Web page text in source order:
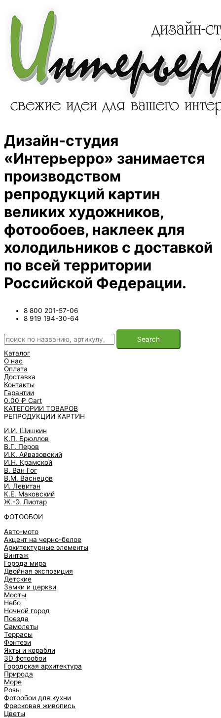
Дизайн-студия
«Интерьерро» занимается
производством
репродукций картин
великих художников,
фотообоев, наклеек для
холодильников с доставкой
по всей территории
Российской Федерации.
8 800 201-57-06
8 919 194-30-64
Search
Каталог
О нас
Оплата
Доставка
Контакты
Гарантии
0.00 ₽ Cart
КАТЕГОРИИ ТОВАРОВ
РЕПРОДУКЦИИ КАРТИН
И.И. Шишкин
К.П. Брюллов
В.Г. Перов
И.К. Айвазовский
И.Н. Крамской
В. Ван Гог
В.М. Васнецов
И. Левитан
К.Е. Маковский
Ж.-Э. Лиотар
ФОТООБОИ
Авто-мото
Акцент на черно-белое
Архитектурные элементы
Винтаж
Города мира
Двойная экспозиция
Детские
Замки и церкви
Мосты
Небо
Ночной город
Поезда
Самолеты
Террасы
Фэнтези
Яхты и корабли
3D фотообои
Городская архитектура
Природа
Море
Розы
Фотообои для кухни
Фресковая живопись
Цветы